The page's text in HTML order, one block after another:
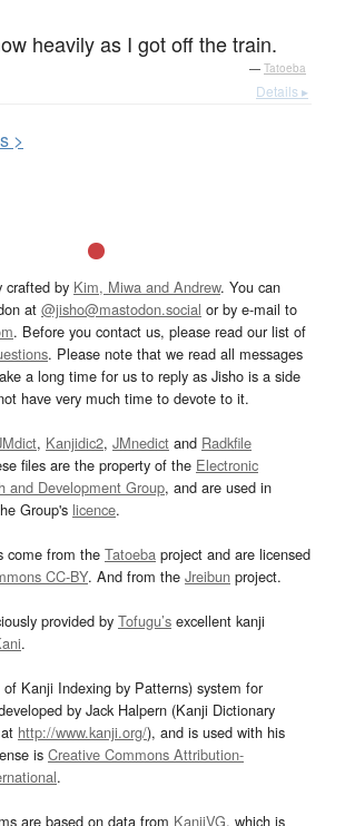
heavily as I got off the train.
— Tatoeba
Details ▸
>
crafted by Kim, Miwa and Andrew. You can
at @jisho@mastodon.social or by e-mail to
. Before you contact us, please read our list of
. Please note that we read all messages
a long time for us to reply as Jisho is a side
have very much time to devote to it.
, Kanjidic2, JMnedict and Radkfile
files are the property of the Electronic
and Development Group, and are used in
Group's licence.
come from the Tatoeba project and are licensed
CC-BY. And from the Jreibun project.
provided by Tofugu’s excellent kanji
.
Kanji Indexing by Patterns) system for
by Jack Halpern (Kanji Dictionary
http://www.kanji.org/), and is used with his
is Creative Commons Attribution-
.
are based on data from KanjiVG, which is